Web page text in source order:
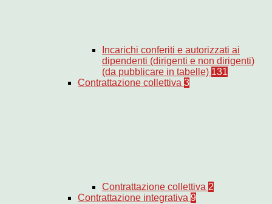
Incarichi conferiti e autorizzati ai
dipendenti (dirigenti e non dirigenti)
(da pubblicare in tabelle) 131
Contrattazione collettiva 3
Contrattazione collettiva 2
Contrattazione integrativa 9